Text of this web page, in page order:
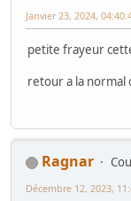
Janvier 23, 2024,
petite frayeur
retour a la normal
Ragnar
Décembre 12, 2023,